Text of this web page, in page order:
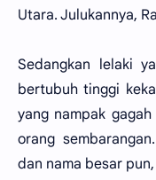
Utara. Julukannya,
Sedangkan lelaki
bertubuh tinggi
yang nampak
orang
dan nama besar